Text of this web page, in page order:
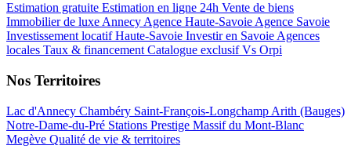
Estimation gratuite Estimation en ligne 24h Vente de biens
Immobilier de luxe Annecy Agence Haute-Savoie Agence Savoie
Investissement locatif Haute-Savoie Investir en Savoie Agences
locales Taux & financement Catalogue exclusifVs Orpi
Nos Territoires
Lac d'Annecy Chambéry Saint-François-Longchamp Arith (Bauges)
Notre-Dame-du-Pré Stations Prestige Massif du Mont-Blanc
Megève Qualité de vie & territoires